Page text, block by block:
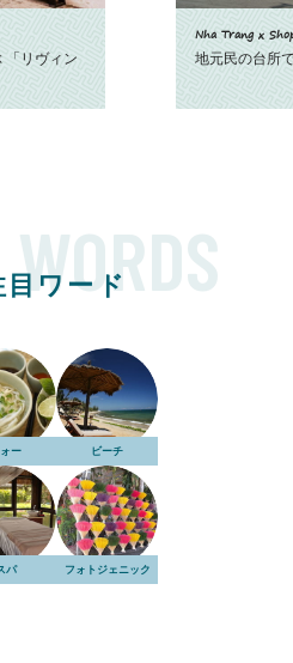
「リヴィン
Nha Trang x
地元民の台所
目ワード
ー ビーチ
パ フォトジェニック